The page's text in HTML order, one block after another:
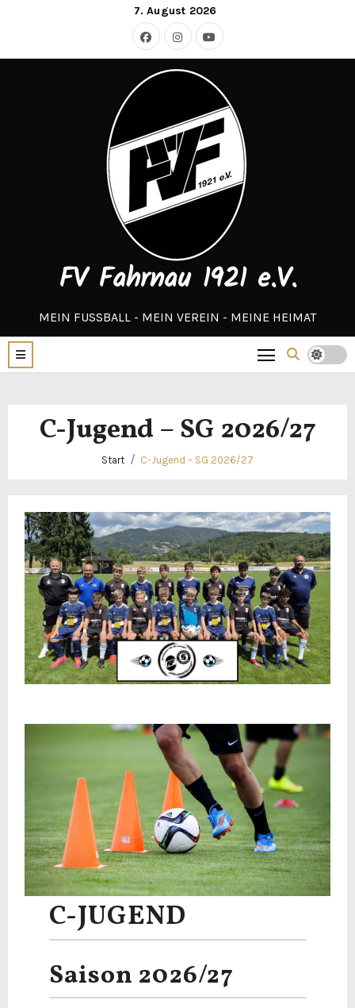
springen
7. August 2026
FV Fahrnau 1921 e.V.
MEIN FUSSBALL - MEIN VEREIN - MEINE HEIMAT
C-Jugend – SG 2026/27
Start C-Jugend – SG 2026/27
C-JUGEND
Saison 2026/27